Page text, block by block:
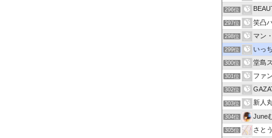
296位
297位 笑凸
298位 マン
299位 いっ
300位 堂島
301位 ファ
302位
303位 新人
304位 June
305位 さとう